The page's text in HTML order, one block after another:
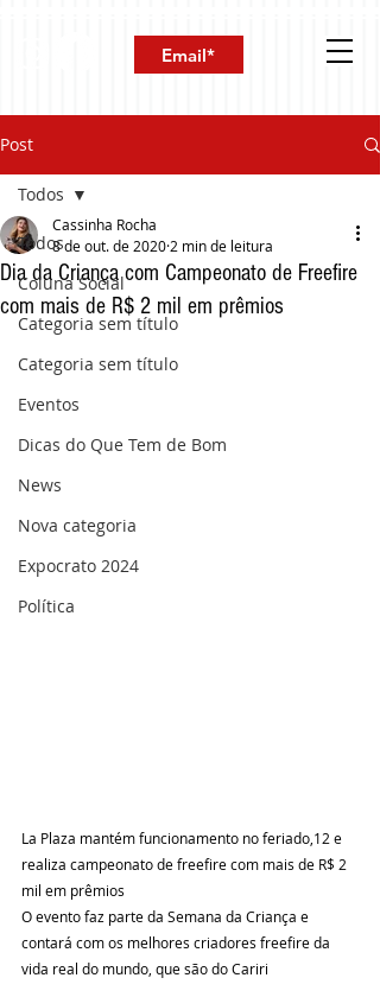
Post
Todos
Coluna Social
Categoria sem título
Categoria sem título
Eventos
Dicas do Que Tem de Bom
News
Nova categoria
Expocrato 2024
Política
Todos
Dia da Criança com Campeonato de Freefire
com mais de R$ 2 mil em prêmios
Cassinha Rocha
8 de out. de 2020 2 min de leitura
La Plaza mantém funcionamento no feriado,12 e
realiza campeonato de freefire com mais de R$ 2
mil em prêmios
O evento faz parte da Semana da Criança e
contará com os melhores criadores freefire da
vida real do mundo, que são do Cariri